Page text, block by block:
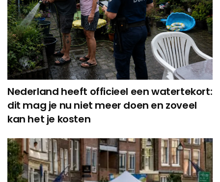
Nederland heeft officieel een watertekort:
dit mag je nu niet meer doen en zoveel
kan het je kosten